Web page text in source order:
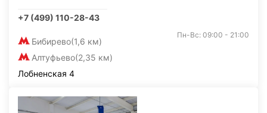
+7 (499) 110-28-43
Бибирево(1,6 км)
Алтуфьево(2,35 км)
Пн-Вс: 09:00 - 21:00
Лобненская 4